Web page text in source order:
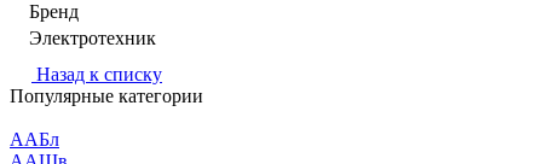
Бренд
Электротехник
Назад к списку
Популярные категории
ААБл